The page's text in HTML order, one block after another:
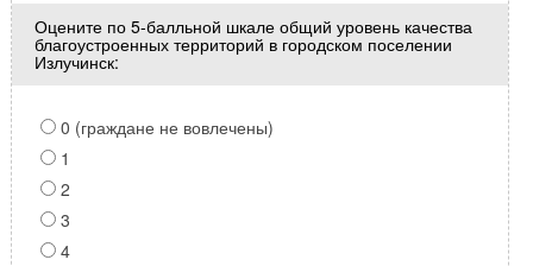
Оцените по 5-балльной шкале общий уровень качества
благоустроенных территорий в городском поселении
Излучинск:
0 (граждане не вовлечены)
1
2
3
4